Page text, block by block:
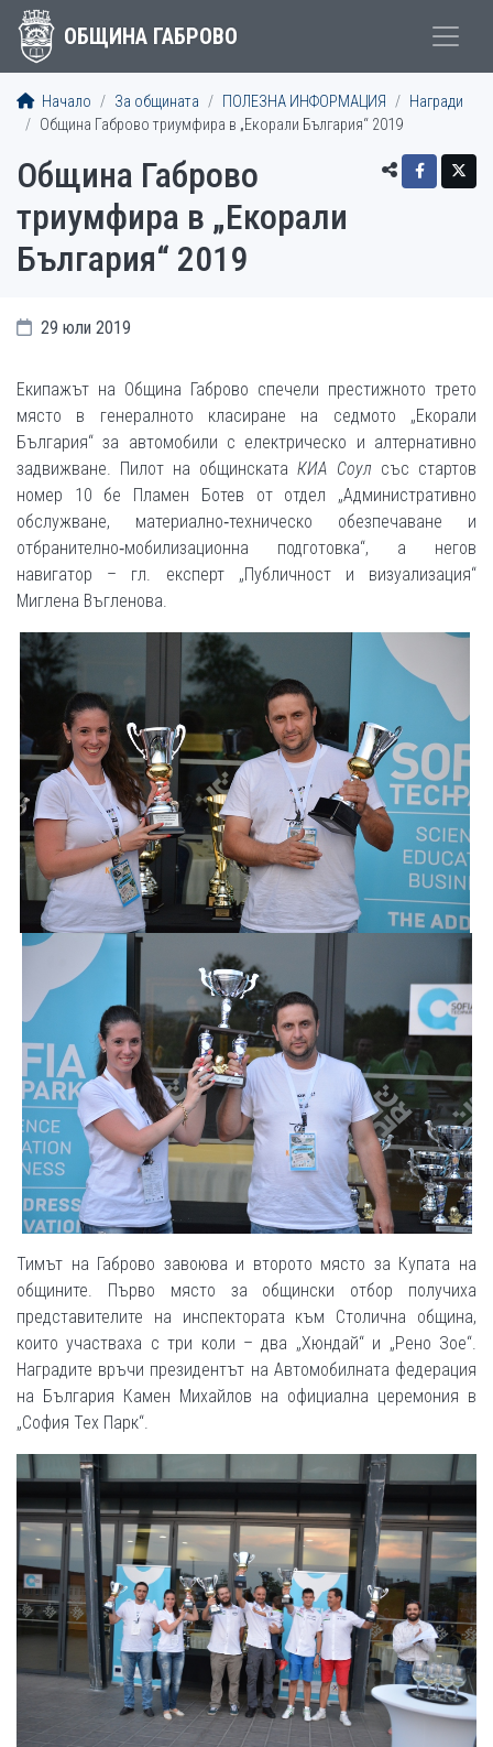
ОБЩИНА ГАБРОВО
Начало За общината ПОЛЕЗНА ИНФОРМАЦИЯ
Награди
Община Габрово триумфира в „Екорали България“ 2019
Община Габрово
триумфира в „Екорали
България“ 2019
29 юли 2019
Екипажът на Община Габрово спечели престижното трето
място в генералното класиране на седмото „Екорали
България“ за автомобили с електрическо и алтернативно
задвижване. Пилот на общинската КИА Соул със стартов
номер 10 бе Пламен Ботев от отдел „Административно
обслужване, материално‐техническо обезпечаване и
отбранително‐мобилизационна подготовка“, а негов
навигатор – гл. експерт „Публичност и визуализация“
Миглена Въгленова.
Тимът на Габрово завоюва и второто място за Купата на
общините. Първо място за общински отбор получиха
представителите на инспектората към Столична община,
които участваха с три коли – два „Хюндай“ и „Рено Зое“.
Наградите връчи президентът на Автомобилната федерация
на България Камен Михайлов на официална церемония в
„София Тех Парк“.